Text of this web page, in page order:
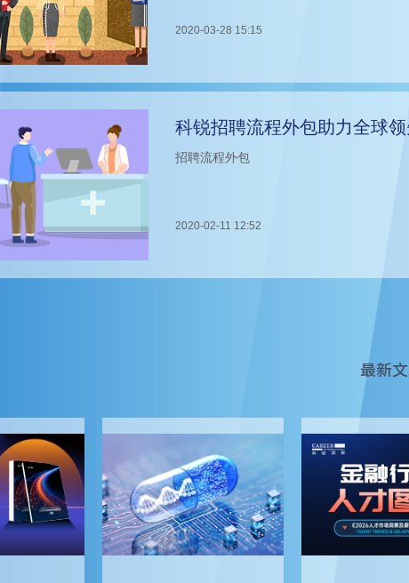
2020-03-28 15:15
科锐招聘流程外包助力全球
招聘流程外包
2020-02-11 12:52
最新